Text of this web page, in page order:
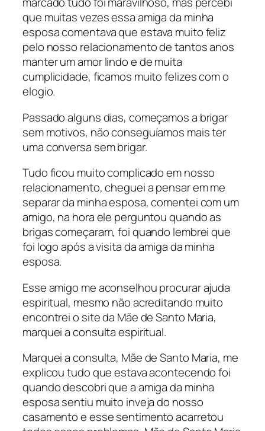
que muitas vezes essa amiga da minha
esposa comentava que estava muito feliz
pelo nosso relacionamento de tantos anos
manter um amor lindo e de muita
cumplicidade, ficamos muito felizes com o
elogio.
Passado alguns dias, começamos a brigar
sem motivos, não conseguíamos mais ter
uma conversa sem brigar.
Tudo ficou muito complicado em nosso
relacionamento, cheguei a pensar em me
separar da minha esposa, comentei com um
amigo, na hora ele perguntou quando as
brigas começaram, foi quando lembrei que
foi logo após a visita da amiga da minha
esposa.
Esse amigo me aconselhou procurar ajuda
espiritual, mesmo não acreditando muito
encontrei o site da Mãe de Santo Maria,
marquei a consulta espiritual.
Marquei a consulta, Mãe de Santo Maria, me
explicou tudo que estava acontecendo foi
quando descobri que a amiga da minha
esposa sentiu muito inveja do nosso
casamento e esse sentimento acarretou